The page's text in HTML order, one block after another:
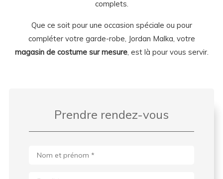
complets.
Que ce soit pour une occasion spéciale ou pour
compléter votre garde-robe, Jordan Malka, votre
magasin de costume sur mesure, est là pour vous servir.
Prendre rendez-vous